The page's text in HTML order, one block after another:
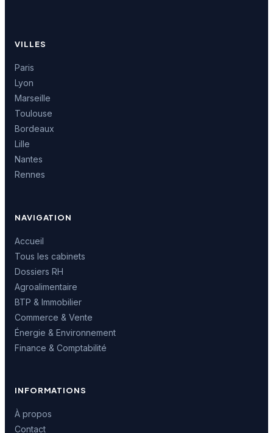
VILLES
Paris
Lyon
Marseille
Toulouse
Bordeaux
Lille
Nantes
Rennes
NAVIGATION
Accueil
Tous les cabinets
Dossiers RH
Agroalimentaire
BTP & Immobilier
Commerce & Vente
Énergie & Environnement
Finance & Comptabilité
INFORMATIONS
À propos
Contact